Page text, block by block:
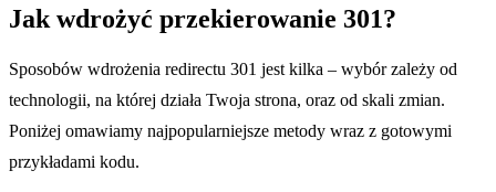
Jak wdrożyć przekierowanie 301?
Sposobów wdrożenia redirectu 301 jest kilka – wybór zależy od
technologii, na której działa Twoja strona, oraz od skali zmian.
Poniżej omawiamy najpopularniejsze metody wraz z gotowymi
przykładami kodu.